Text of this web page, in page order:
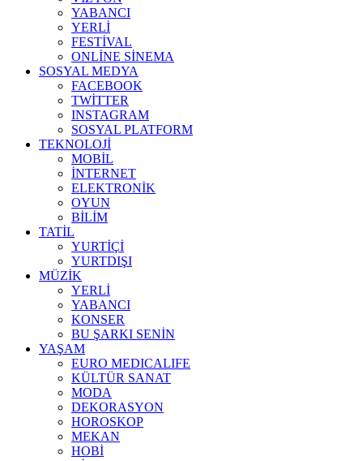
YABANCI
YERLİ
FESTİVAL
ONLİNE SİNEMA
SOSYAL MEDYA
FACEBOOK
TWİTTER
INSTAGRAM
SOSYAL PLATFORM
TEKNOLOJİ
MOBİL
İNTERNET
ELEKTRONİK
OYUN
BİLİM
TATİL
YURTİÇİ
YURTDIŞI
MÜZİK
YERLİ
YABANCI
KONSER
BU ŞARKI SENİN
YAŞAM
EURO MEDICALIFE
KÜLTÜR SANAT
MODA
DEKORASYON
HOROSKOP
MEKAN
HOBİ